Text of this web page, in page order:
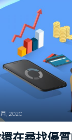
, 2020